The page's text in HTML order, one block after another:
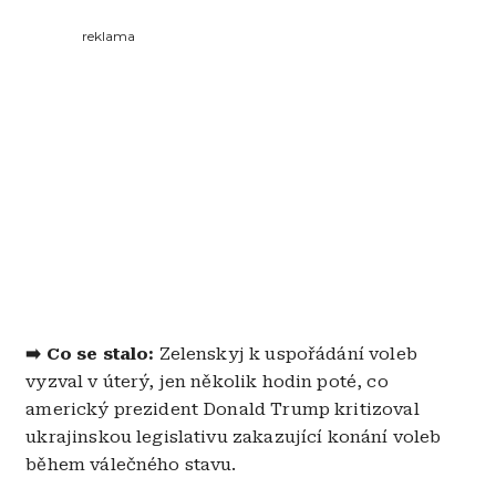
reklama
➡️ Co se stalo: Zelenskyj k uspořádání voleb
vyzval v úterý, jen několik hodin poté, co
americký prezident Donald Trump kritizoval
ukrajinskou legislativu zakazující konání voleb
během válečného stavu.